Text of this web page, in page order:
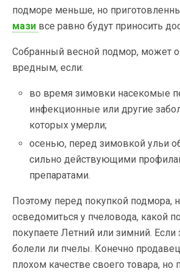
подморе меньше, но
мази все равно будут приносить
Собранный весной подмор, может
вредным, если:
во время зимовки насекомые
инфекционные или другие
которых умерли;
осенью, перед зимовкой ульи
сильно действующими
препаратами.
Поэтому перед покупкой подмора,
осведомиться у пчеловода, какой
покупаете Летний или зимний. Если
болели ли пчелы. Конечно продавец
плохом качестве своего товара, но